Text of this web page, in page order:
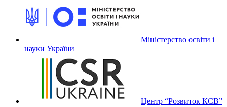
Міністерство освіти і
науки України
Центр “Розвиток КСВ”